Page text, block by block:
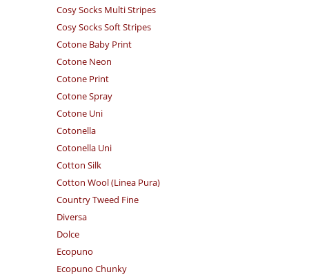
Cosy Socks Multi Stripes
Cosy Socks Soft Stripes
Cotone Baby Print
Cotone Neon
Cotone Print
Cotone Spray
Cotone Uni
Cotonella
Cotonella Uni
Cotton Silk
Cotton Wool (Linea Pura)
Country Tweed Fine
Diversa
Dolce
Ecopuno
Ecopuno Chunky